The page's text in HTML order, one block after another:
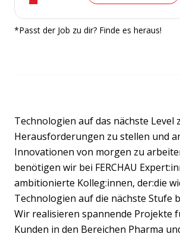
*Passt der Job zu dir? Finde es heraus!
Technologien auf das nächste Level
Herausforderungen zu stellen und
Innovationen von morgen zu
benötigen wir bei FERCHAU
ambitionierte Kolleg:innen, der:die
Technologien auf die nächste Stufe
Wir realisieren spannende Projekte
Kunden in den Bereichen Pharma